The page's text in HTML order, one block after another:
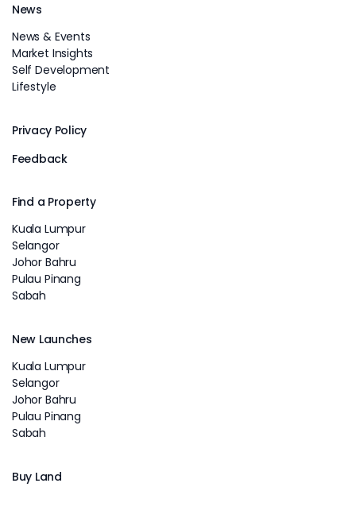
News
News & Events
Market Insights
Self Development
Lifestyle
Privacy Policy
Feedback
Find a Property
Kuala Lumpur
Selangor
Johor Bahru
Pulau Pinang
Sabah
New Launches
Kuala Lumpur
Selangor
Johor Bahru
Pulau Pinang
Sabah
Buy Land